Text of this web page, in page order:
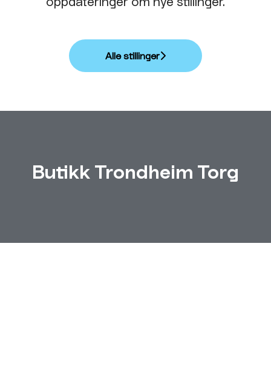
Alle stillinger
Butikk Trondheim Torg